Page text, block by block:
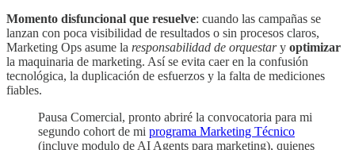
Momento disfuncional que resuelve: cuando las campañas se
lanzan con poca visibilidad de resultados o sin procesos claros,
Marketing Ops asume la responsabilidad de orquestary optimizar
la maquinaria de marketing. Así se evita caer en la confusión
tecnológica, la duplicación de esfuerzos y la falta de mediciones
fiables.
Pausa Comercial, pronto abriré la convocatoria para mi
segundo cohort de mi programa Marketing Técnico
(incluye modulo de AI Agents para marketing), quienes